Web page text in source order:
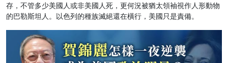
存，不管多少美國人或非美國人死，更何況被猶太領袖視作人形動物
的巴勒斯坦人。以色列的種族滅絕還在橫行，美國只是責備。